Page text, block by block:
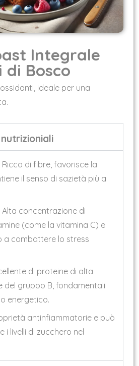
Integrale
Bosco
ideale per una
Ricco di fibre, favorisce la
il senso di sazietà più a
Alta concentrazione di
(come la vitamina C) e
a combattere lo stress
di proteine di alta
del gruppo B, fondamentali
energetico.
antinfiammatorie e può
i livelli di zucchero nel